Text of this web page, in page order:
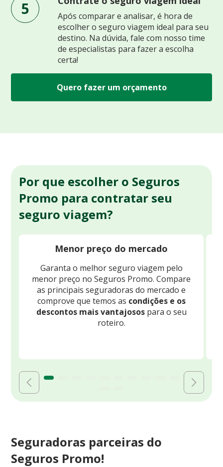
5
Após comparar e analisar, é hora de
escolher o seguro viagem ideal para seu
destino. Na dúvida, fale com nosso time
de especialistas para fazer a escolha
certa!
Quero fazer um orçamento
Por que escolher o Seguros
Promo para contratar seu
seguro viagem?
Menor preço do mercado
Garanta o melhor seguro viagem pelo
menor preço no Seguros Promo. Compare
as principais seguradoras do mercado e
comprove que temos as condições e os
descontos mais vantajosospara o seu
roteiro.
Seguradoras parceiras do
Seguros Promo!